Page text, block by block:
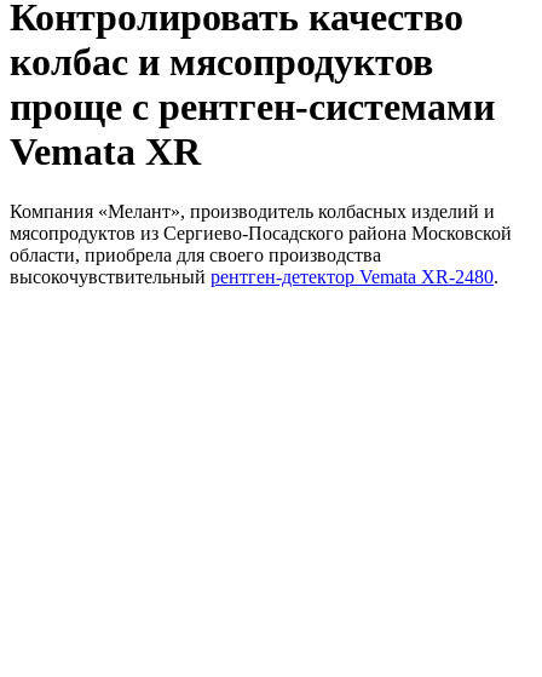
Контролировать качество
колбас и мясопродуктов
проще с рентген-системами
Vemata XR
Компания «Мелант», производитель колбасных изделий и
мясопродуктов из Сергиево-Посадского района Московской
области, приобрела для своего производства
высокочувствительный рентген-детектор Vemata XR-2480.